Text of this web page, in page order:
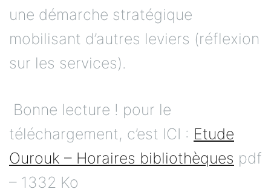
une démarche stratégique
mobilisant d’autres leviers (réflexion
sur les services).
Bonne lecture ! pour le
téléchargement, c’est ICI : Etude
Ourouk – Horaires bibliothèques pdf
– 1332 Ko